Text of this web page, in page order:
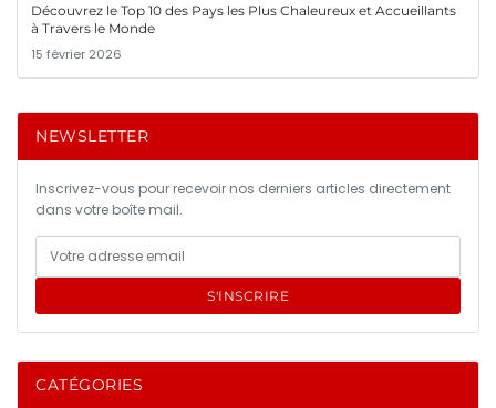
Découvrez le Top 10 des Pays les Plus Chaleureux et Accueillants
à Travers le Monde
15 février 2026
NEWSLETTER
Inscrivez-vous pour recevoir nos derniers articles directement
dans votre boîte mail.
S'INSCRIRE
CATÉGORIES